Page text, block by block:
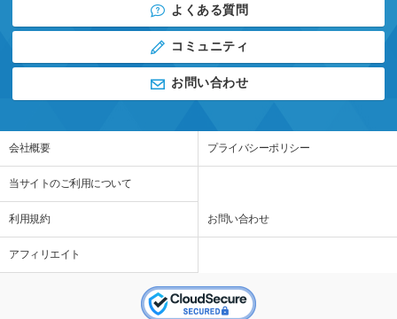
よくある質問
コミュニティ
お問い合わせ
会社概要 プライバシーポリシー
当サイトのご利用について
利用規約 お問い合わせ
アフィリエイト